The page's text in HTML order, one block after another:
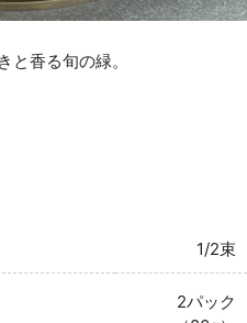
と香る旬の緑。
1/2束
2パック